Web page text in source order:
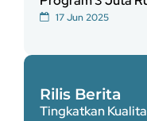
17 Jun 2025
Rilis Berita
Tingkatkan